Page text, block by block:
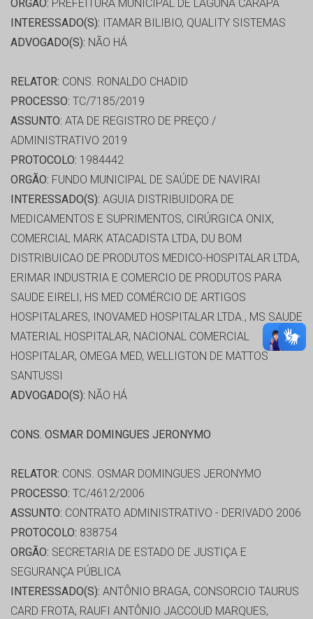
ORGÃO: PREFEITURA MUNICIPAL DE LAGUNA CARAPA
INTERESSADO(S): ITAMAR BILIBIO, QUALITY SISTEMAS
ADVOGADO(S): NÃO HÁ
RELATOR: CONS. RONALDO CHADID
PROCESSO: TC/7185/2019
ASSUNTO: ATA DE REGISTRO DE PREÇO /
ADMINISTRATIVO 2019
PROTOCOLO: 1984442
ORGÃO: FUNDO MUNICIPAL DE SAÚDE DE NAVIRAI
INTERESSADO(S): AGUIA DISTRIBUIDORA DE
MEDICAMENTOS E SUPRIMENTOS, CIRÚRGICA ONIX,
COMERCIAL MARK ATACADISTA LTDA, DU BOM
DISTRIBUICAO DE PRODUTOS MEDICO-HOSPITALAR LTDA,
ERIMAR INDUSTRIA E COMERCIO DE PRODUTOS PARA
SAUDE EIRELI, HS MED COMÉRCIO DE ARTIGOS
HOSPITALARES, INOVAMED HOSPITALAR LTDA., MS SAUDE
MATERIAL HOSPITALAR, NACIONAL COMERCIAL
HOSPITALAR, OMEGA MED, WELLIGTON DE MATTOS
SANTUSSI
ADVOGADO(S): NÃO HÁ
CONS. OSMAR DOMINGUES JERONYMO
RELATOR: CONS. OSMAR DOMINGUES JERONYMO
PROCESSO: TC/4612/2006
ASSUNTO: CONTRATO ADMINISTRATIVO - DERIVADO 2006
PROTOCOLO: 838754
ORGÃO: SECRETARIA DE ESTADO DE JUSTIÇA E
SEGURANÇA PÚBLICA
INTERESSADO(S): ANTÔNIO BRAGA, CONSORCIO TAURUS
CARD FROTA, RAUFI ANTÔNIO JACCOUD MARQUES,